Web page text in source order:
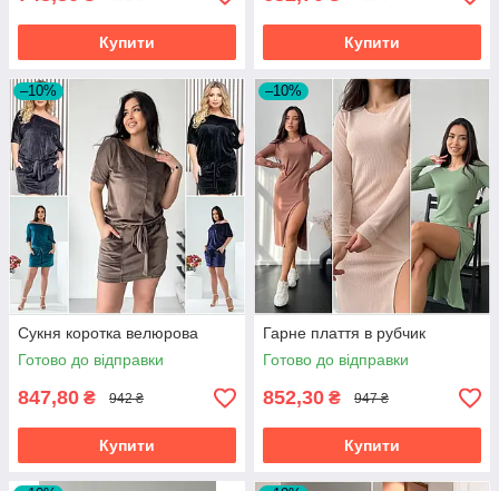
Купити Купити
–10%
Сукня коротка велюрова
Готово до відправки
847,80 ₴ 942 ₴
Купити
–10%
Гарне плаття в рубчик
Готово до відправки
852,30 ₴ 947 ₴
Купити